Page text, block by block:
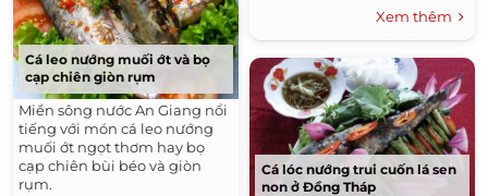
Cá leo nướng muối ớt và bọ
cạp chiên giòn rụm
Miền sông nước An Giang nổi
tiếng với món cá leo nướng
muối ớt ngọt thơm hay bọ
cạp chiên bùi béo và giòn
rụm.
Xem thêm
Cá lóc nướng trui cuốn lá sen
non ở Đồng Tháp